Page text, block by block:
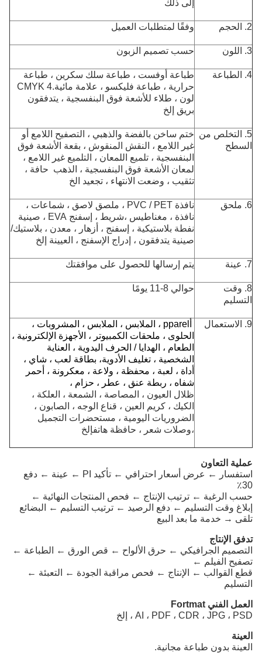
إلى ذلك
2. الحجم وفقًا لمتطلبات العميل
3. اللون حسب تصميم الزبون
4. الطباعة
طباعة أوفست ، طباعة سلك سكرين ، طباعة
حرارية ، طباعة فليكسو ، علامة مائية.CMYK 4
لون ، طلاء للأشعة فوق البنفسجية ، يتدفقون
بريق إلخ
5. التخلص من
السطح
ختم ساخن بالفضة والذهبي ، التصفيح اللامع أو
غير اللامع ، النقش المنقوش ، بقعة الأشعة فوق
البنفسجية ، تلميع اللمعان ، التلميع غير اللامع ،
لمعان الأشعة فوق البنفسجية ، الذهب
حافة ،
تثقيب ، وضعت الانتهاء ، تجعيد الخ
6. ملحق
نافذة PVC / PET ، ملصق لاصق ، شماعات ،
نافذة ، مغناطيس ،
شريط ، إسفنج EVA ، صينية
نفطة بلاستيكية ، إسفنج ، أزهار ، معدن ، بلاستيك/
صينية يتدفقون ، إدراج الإسفنج ، العيينة إلخ
7. عينة يتم إرسالها للحصول على موافقتك
8. وقت
التسليم
حوالي 8-11 يومًا
9. الاستعمال
pparel ، الملابس ، الملابس ، المشروبات ،
الحلوى ، ملحقات الكمبيوتر ، الأجهزة الإلكترونية ،
الطعام ، الهدايا / الحرف اليدوية ، العناية
الشخصية ، تغليف الأدوية، بطاقة لعب ، شاي ،
أداة ، لعبة ، محفظة ، ولاعة ، معكرونة ، أحمر
شفاه ، ربطة عنق ، عطر ، حزام ،
ظلال العيون ، المصاصة ، الشمعة ، العلكة ،
الكيك ، كريم العين ، قناع الوجه ، الصابون ،
الضروريات اليومية ، مستحضرات التجميل
وصلات شعر ، حافظة هاتفإلخ
عملية التعاون
استفسار ← عرض أسعار احترافي ← تأكيد PI ← عينة ← دفع
30٪
حسب الرغبة ← ترتيب الإنتاج ← فحص المنتجات النهائية ←
إبلاغ وقت التسليم ← دفع الرصيد ← ترتيب التسليم ← البضائع
تلقى → خدمة ما بعد البيع
تدفق الإنتاج
التصميم الجرافيكي ← حرق الألواح ← قص الورق ← الطباعة ←
تصفيح الفيلم ←
قطع القوالب ← الإنتاج ← فحص مراقبة الجودة ← التعبئة ←
التسليم
العمل الفني Fortmat
AI ، PDF ، CDR ، JPG ، PSD ، إلخ
العينة
العينة بدون طباعة مجانية.